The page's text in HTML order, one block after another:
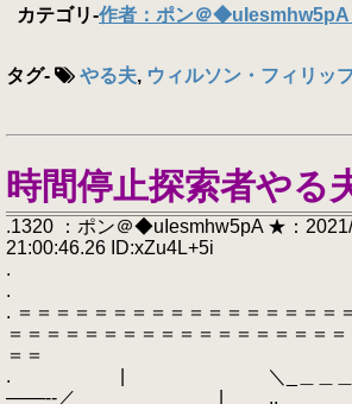
カテゴリ-作者：ポン＠
タグ- やる夫, ウィルソン・フィリッ
時間停止探索者や
.1320 ：ポン＠◆uIesmhw5pA ★：
21:00:46.26 ID:xZu4L+5i
.
.
. ＝＝＝＝＝＝＝＝＝＝＝＝＝＝＝＝＝
＝＝＝＝＝＝＝＝＝＝＝＝＝＝＝＝＝
＝＝
. | ＼_＿＿＿.', ─ ｌ
───‐‐／ | __,,